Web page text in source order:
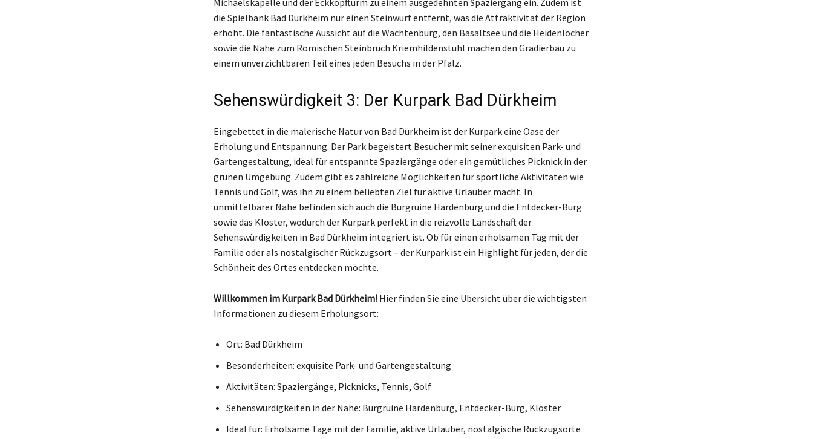
die Spielbank Bad Dürkheim nur einen Steinwurf entfernt, was die Attraktivität der Region
erhöht. Die fantastische Aussicht auf die Wachtenburg, den Basaltsee und die Heidenlöcher
sowie die Nähe zum Römischen Steinbruch Kriemhildenstuhl machen den Gradierbau zu
einem unverzichtbaren Teil eines jeden Besuchs in der Pfalz.
Sehenswürdigkeit 3: Der Kurpark Bad Dürkheim
Eingebettet in die malerische Natur von Bad Dürkheim ist der Kurpark eine Oase der
Erholung und Entspannung. Der Park begeistert Besucher mit seiner exquisiten Park- und
Gartengestaltung, ideal für entspannte Spaziergänge oder ein gemütliches Picknick in der
grünen Umgebung. Zudem gibt es zahlreiche Möglichkeiten für sportliche Aktivitäten wie
Tennis und Golf, was ihn zu einem beliebten Ziel für aktive Urlauber macht. In
unmittelbarer Nähe befinden sich auch die Burgruine Hardenburg und die Entdecker-Burg
sowie das Kloster, wodurch der Kurpark perfekt in die reizvolle Landschaft der
Sehenswürdigkeiten in Bad Dürkheim integriert ist. Ob für einen erholsamen Tag mit der
Familie oder als nostalgischer Rückzugsort – der Kurpark ist ein Highlight für jeden, der die
Schönheit des Ortes entdecken möchte.
Willkommen im Kurpark Bad Dürkheim!Hier finden Sie eine Übersicht über die wichtigsten
Informationen zu diesem Erholungsort:
Ort: Bad Dürkheim
Besonderheiten: exquisite Park- und Gartengestaltung
Aktivitäten: Spaziergänge, Picknicks, Tennis, Golf
Sehenswürdigkeiten in der Nähe: Burgruine Hardenburg, Entdecker-Burg, Kloster
Ideal für: Erholsame Tage mit der Familie, aktive Urlauber, nostalgische Rückzugsorte